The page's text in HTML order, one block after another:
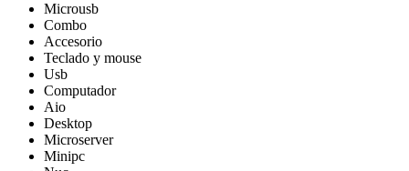
Microusb
Combo
Accesorio
Teclado y mouse
Usb
Computador
Aio
Desktop
Microserver
Minipc